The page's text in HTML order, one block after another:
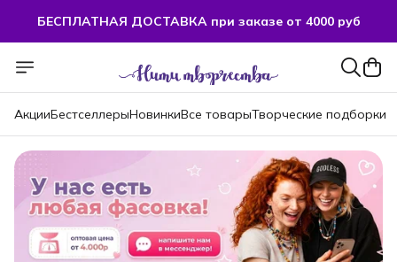
БЕСПЛАТНАЯ ДОСТАВКА при заказе от 4000 руб
БЕСПЛАТНАЯ ДОСТАВКА при заказе от 4000 руб
АкцииБестселлерыНовинкиВсе товарыТворческие подборки